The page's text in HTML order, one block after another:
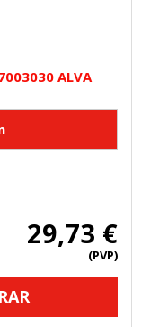
ALVA
29,73 €
(PVP)